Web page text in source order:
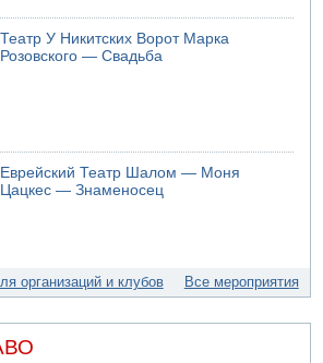
Театр У Никитских Ворот Марка
Розовского — Свадьба
Еврейский Театр Шалом — Моня
Цацкес — Знаменосец
организаций и клубов Все мероприятия